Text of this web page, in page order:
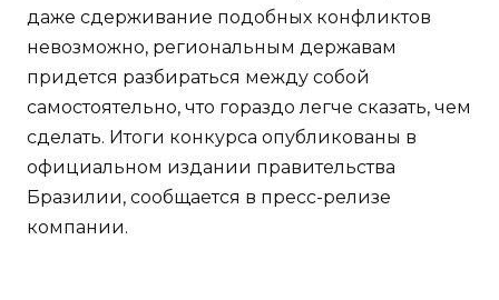
даже сдерживание подобных конфликтов
невозможно, региональным державам
придется разбираться между собой
самостоятельно, что гораздо легче сказать, чем
сделать. Итоги конкурса опубликованы в
официальном издании правительства
Бразилии, сообщается в пресс-релизе
компании.